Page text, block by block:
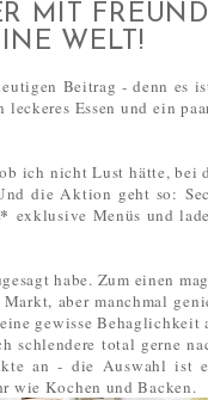
MIT
WELT!
Beitrag - denn es
Essen und ein
ich nicht Lust hätte,
die Aktion geht so:
* exklusive Menüs und
habe. Zum einen
aber manchmal
gewisse Behaglichkeit
total gerne
an - die Auswahl ist
wie Kochen und Backen.